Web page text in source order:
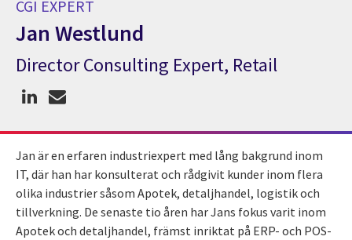
CGI EXPERT
Jan Westlund
CGI Expert Jan Westlund
Director Consulting Expert, Retail
Jan är en erfaren industriexpert med lång bakgrund inom
IT, där han har konsulterat och rådgivit kunder inom flera
olika industrier såsom Apotek, detaljhandel, logistik och
tillverkning. De senaste tio åren har Jans fokus varit inom
Apotek och detaljhandel, främst inriktat på ERP- och POS-